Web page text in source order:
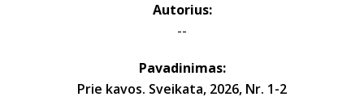
Autorius:
--
Pavadinimas:
Prie kavos. Sveikata, 2026, Nr. 1-2